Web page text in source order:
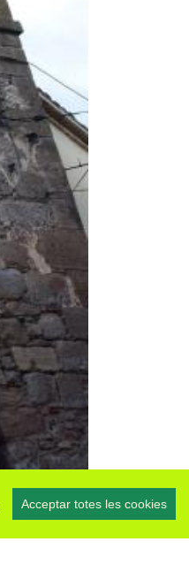
Acceptar totes les cookies